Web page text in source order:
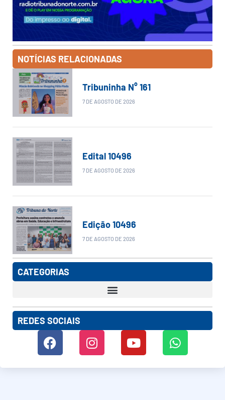
NOTÍCIAS RELACIONADAS
Tribuninha N° 161
7 DE AGOSTO DE 2026
Edital 10496
7 DE AGOSTO DE 2026
Edição 10496
7 DE AGOSTO DE 2026
CATEGORIAS
REDES SOCIAIS